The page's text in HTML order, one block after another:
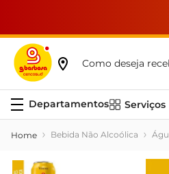
Como deseja
Serviços
Bebida Não Alcoólica